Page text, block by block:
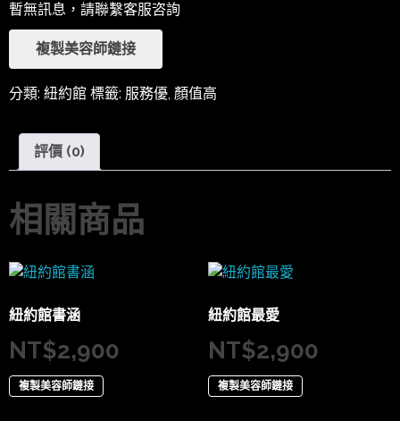
暫無訊息，請聯繫客服咨詢
複製美容師鏈接
分類: 紐約館 標籤: 服務優, 顏值高
評價 (0)
相關商品
紐約館書涵
NT$2,900
複製美容師鏈接
紐約館最愛
NT$2,900
複製美容師鏈接